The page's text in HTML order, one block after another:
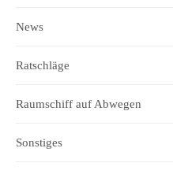
News
Ratschläge
Raumschiff auf Abwegen
Sonstiges